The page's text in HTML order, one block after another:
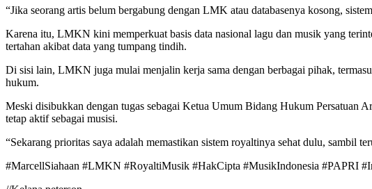
“Jika seorang artis belum bergabung dengan LMK atau databasenya kosong,
Karena itu, LMKN kini memperkuat basis data nasional lagu dan musik yang
tertahan akibat data yang tumpang tindih.
Di sisi lain, LMKN juga mulai menjalin kerja sama dengan berbagai pihak,
hukum.
Meski disibukkan dengan tugas sebagai Ketua Umum Bidang Hukum
tetap aktif sebagai musisi.
“Sekarang prioritas saya adalah memastikan sistem royaltinya sehat dulu, sambil
#MarcellSiahaan #LMKN #RoyaltiMusik #HakCipta #MusikIndonesia #PAPRI